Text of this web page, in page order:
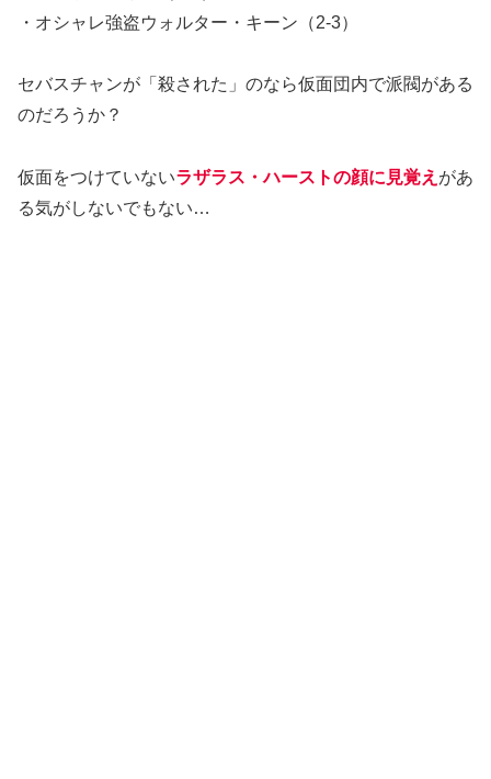
・オシャレ強盗ウォルター・キーン（2-3）
セバスチャンが「殺された」のなら仮面団内で派閥がある
のだろうか？
仮面をつけていないラザラス・ハーストの顔に見覚え があ
る気がしないでもない…